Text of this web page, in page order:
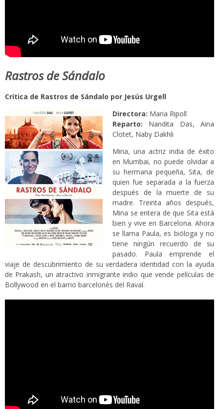
Rastros de Sándalo
Crítica de Rastros de Sándalo por Jesús Urgell
Directora: Maria Ripoll
Reparto: Nandita Das, Aina
Clotet, Naby Dakhli
Mina, una actriz india de éxito
en Mumbai, no puede olvidar a
su hermana pequeña, Sita, de
quien fue separada a la fuerza
después de la muerte de su
madre. Treinta años después,
Mina se entera de que Sita está
bien y vive en Barcelona. Ahora
se llama Paula, es bióloga y no
tiene ningún recuerdo de su
pasado. Paula emprende el
viaje de descubrimiento de su verdadera identidad con la ayuda
de Prakash, un atractivo inmigrante indio que vende películas de
Bollywood en el barrio barcelonés del Raval.